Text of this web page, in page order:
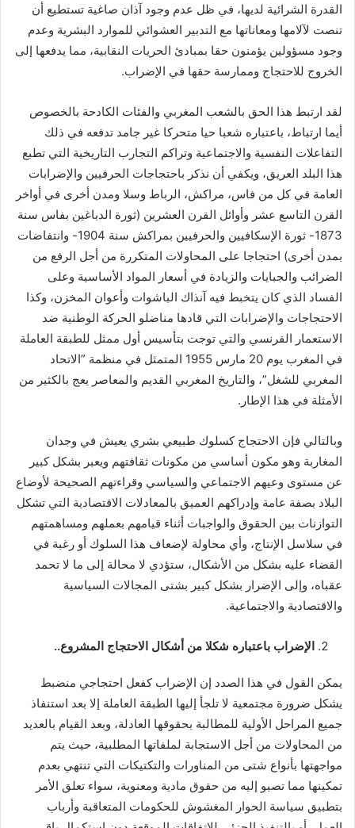
القدرة الشرائية لديها، في ظل عدم وجود آذان صاغية تستطيع أن
تنصت لآلامها ومعاناتها مع التدبير العشوائي للموارد البشرية وعدم
وجود مسؤولين يؤمنون حقا بمبادئ الحريات النقابية، مما يدفعها إلى
الخروج للاحتجاج وممارسة حقها في الإضراب.
لقد ارتبط هذا الحق بالشعب المغربي والفئات الكادحة بالخصوص
أيما ارتباط، باعتباره شعبا حيا متحركا غير جامد تدفعه في ذلك
التفاعلات النفسية والاجتماعية وتراكم التجارب التاريخية التي تطبع
هذا البلد العريق، ويكفي أن نذكر باحتجاجات الحرفيين والإضرابات
العامة في كل من فاس، مراكش، الرباط وسلا ومدن أخرى في أواخر
القرن التاسع عشر وأوائل القرن العشرين (ثورة الدباغين بفاس سنة
1873- ثورة الإسكافيين والحرفيين بمراكش سنة 1904- وانتفاضات
بمدن أخرى) احتجاجا على المحاولات المتكررة من أجل الرفع من
الضرائب والجبايات والزيادة في أسعار المواد الأساسية وعلى
الفساد الذي كان يتخبط فيه آنذاك الباشوات وأعوان المخزن، وكذا
الاحتجاجات والإضرابات التي قادها مناضلو الحركة الوطنية ضد
الاستعمار الفرنسي والتي توجت بتأسيس أول ممثل للطبقة العاملة
في المغرب يوم 20 مارس 1955 المتمثل في منظمة ”الاتحاد
المغربي للشغل”، والتاريخ المغربي القديم والمعاصر يعج بالكثير من
الأمثلة في هذا الإطار.
وبالتالي فإن الاحتجاج كسلوك طبيعي بشري يعيش في وجدان
المغاربة وهو مكون أساسي من مكونات ثقافتهم ويعبر بشكل كبير
عن مستوى وعيهم الاجتماعي والسياسي وقراءتهم الصحيحة لأوضاع
البلاد بصفة عامة وإدراكهم العميق بالمعادلات الاقتصادية التي تشكل
التوازنات بين الحقوق والواجبات أثناء قيامهم بعملهم ومساهمتهم
في سلاسل الإنتاج، وأي محاولة لإضعاف هذا السلوك أو رغبة في
القضاء عليه بشكل من الأشكال، ستؤدي لا محالة إلى ما لا تحمد
عقباه، وإلى الإضرار بشكل كبير بشتى المجالات السياسية
والاقتصادية والاجتماعية.
الإضراب باعتباره شكلا من أشكال الاحتجاج المشروع..
يمكن القول في هذا الصدد إن الإضراب كفعل احتجاجي منضبط
يشكل ضرورة مجتمعية لا تلجأ إليها الطبقة العاملة إلا بعد استنفاذ
جميع المراحل الأولية للمطالبة بحقوقها العادلة، وبعد القيام بالعديد
من المحاولات من أجل الاستجابة لملفاتها المطلبية، حيث يتم
مواجهتها بأنواع شتى من المناورات والتكتيكات التي تنتهي بعدم
تمكينها مما تصبو إليه من حقوق مادية ومعنوية، سواء تعلق الأمر
بتطبيق سياسة الحوار المغشوش للحكومات المتعاقبة وأرباب